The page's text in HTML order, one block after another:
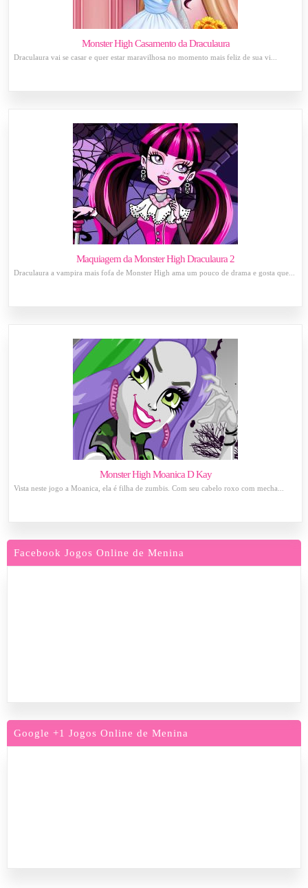
Monster High Casamento da Draculaura
Draculaura vai se casar e quer estar maravilhosa no momento mais feliz de sua vi...
Maquiagem da Monster High Draculaura 2
Draculaura a vampira mais fofa de Monster High ama um pouco de drama e gosta que...
Monster High Moanica D Kay
Vista neste jogo a Moanica, ela é filha de zumbis. Com seu cabelo roxo com mecha...
Facebook Jogos Online de Menina
Google +1 Jogos Online de Menina